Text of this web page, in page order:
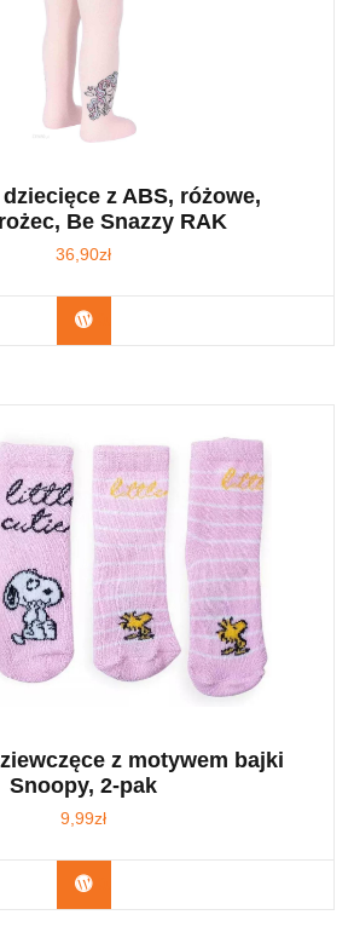
z ABS, różowe,
Be Snazzy RAK
36,90zł
Kup Teraz
z motywem bajki
Snoopy, 2-pak
9,99zł
Kup Teraz